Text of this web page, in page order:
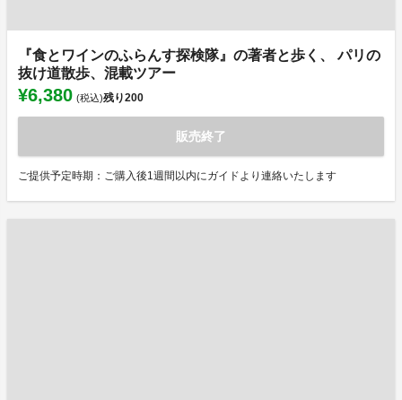
『食とワインのふらんす探検隊』の著者と歩く、 パリの
抜け道散歩、混載ツアー
¥6,380 (税込)残り200
販売終了
ご提供予定時期：ご購入後1週間以内にガイドより連絡いたします